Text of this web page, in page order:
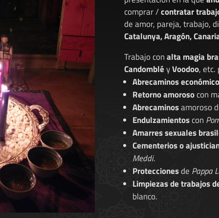
comprar /contratar
de amor, pareja, trabajo,
Catalunya, Aragón,
Trabajo conalta magia
CandombléyVoodoo, etc.
Abrecaminos
Retorno amorosocon
Abrecaminosamoroso
Endulzamientoscon
Amarres sexuales
Cementerios o
Meddi.
Proteccionesde Pappa
Limpiezas de trabajos
blanco.